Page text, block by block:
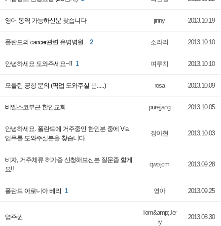
영어 통역 가능하신분 찾습니다 jinny 2013.10.19
폴란드의 cancer관련 유명병원.. 2 소라리 2013.10.10
안녕하세요 도와주세요~!! 1 며루치 2013.10.10
모들린 공항 문의 (픽업 도와주실 분.....) rosa 2013.10.09
비엘스코부근 한인교회 purejjang 2013.10.05
안녕하세요. 폴란드에 거주중인 한인분 중에 Via
업무를 도와주실분을 찾습니다.
장아현 2013.10.03
비자, 거주체류 허가증 신청해보신분 질문좀 할게
요!!
qwoijcm 2013.09.28
폴란드 아로니아 베리 1 영아 2013.09.25
영주권
Tom&amp;Jer
ry
2013.08.30